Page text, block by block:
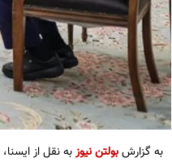
به گزارشبولتن نیوزبه نقل از ایسنا،